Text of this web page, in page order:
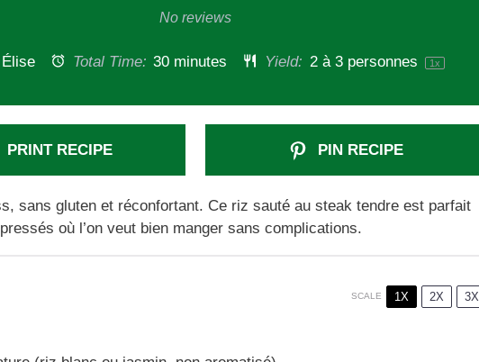
Stars
Stars
Star
No reviews
Élise Total Time: 30 minutes Yield: 2à 3 personnes 1 x
PRINT RECIPE PIN RECIPE
sans gluten et réconfortant. Ce riz sauté au steak tendre est parfait
où l’on veut bien manger sans complications.
SCALE 1X 2X 3X